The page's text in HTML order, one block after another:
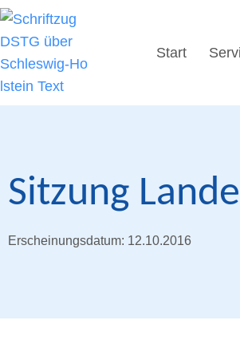
Start
Sitzung
Erscheinungsdatum: 12.10.2016